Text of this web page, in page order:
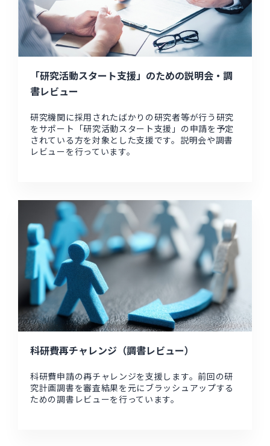
「研究活動スタート支援」のための説明会・調
書レビュー
研究機関に採用されたばかりの研究者等が行う研究
をサポート「研究活動スタート支援」の申請を予定
されている方を対象とした支援です。説明会や調書
レビューを行っています。
科研費再チャレンジ（調書レビュー）
科研費申請の再チャレンジを支援します。前回の研
究計画調書を審査結果を元にブラッシュアップする
ための調書レビューを行っています。